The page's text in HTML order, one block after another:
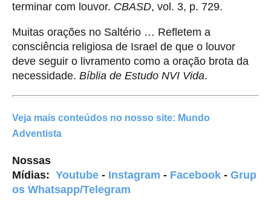
terminar com louvor. CBASD, vol. 3, p. 729.
Muitas orações no Saltério … Refletem a
consciência religiosa de Israel de que o louvor
deve seguir o livramento como a oração brota da
necessidade. Bíblia de Estudo NVI Vida.
Veja mais conteúdos no nosso site: Mundo
Adventista
Nossas
Mídias: Youtube - Instagram - Facebook - Grup
os Whatsapp/Telegram